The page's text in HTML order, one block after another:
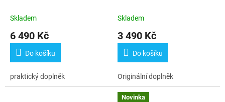
Skladem
6 490 Kč
Do košíku
praktický doplněk
Skladem
3 490 Kč
Do košíku
Originální doplněk
Novinka